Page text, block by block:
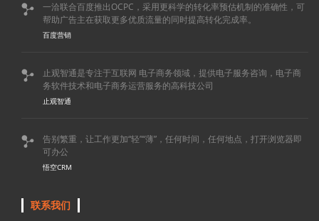

一洽联合百度推出OCPC，采用更科学的转化率预估机制的准确性，可
帮助广告主在获取更多优质流量的同时提高转化完成率。
百度营销

止观智通是专注于互联网 电子商务领域，提供电子服务咨询，电子商
务软件技术和电子商务运营服务的高科技公司
止观智通

告别繁重，让工作更加“轻”“薄”，任何时间，任何地点，打开浏览器即
可办公
悟空CRM
联系我们